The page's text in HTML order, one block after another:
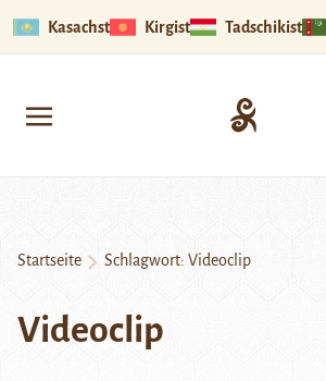
Kasachstan Kirgistan Tadschikistan
Startseite Schlagwort: Videoclip
Videoclip